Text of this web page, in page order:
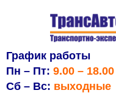
График работы
Пн – Пт: 9.00 – 18.00
Сб – Вс: выходные